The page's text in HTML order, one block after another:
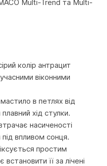
Multi-Trend та Multi-
колір антрацит
віконними
в петлях від
хід стулки.
насиченості
впливом сонця.
простим
її за лічені